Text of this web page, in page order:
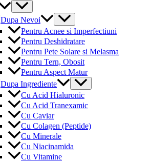
Menu
Toggle
Dupa Nevoi
Menu
Toggle
Pentru Acnee si Imperfectiuni
Pentru Deshidratare
Pentru Pete Solare si Melasma
Pentru Tern, Obosit
Pentru Aspect Matur
Dupa Ingrediente
Menu
Toggle
Cu Acid Hialuronic
Cu Acid Tranexamic
Cu Caviar
Cu Colagen (Peptide)
Cu Minerale
Cu Niacinamida
Cu Vitamine